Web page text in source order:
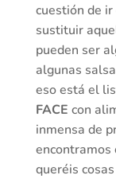
cuestión de ir
sustituir
pueden ser
algunas
eso está el
FACE con
inmensa de
encontramos
queréis